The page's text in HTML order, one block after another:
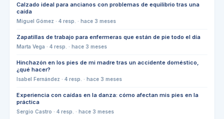
Calzado ideal para ancianos con problemas de equilibrio tras una
caída
Miguel Gómez · 4resp. · hace 3 meses
Zapatillas de trabajo para enfermeras que están de pie todo el día
Marta Vega · 4resp. · hace 3 meses
Hinchazón en los pies de mi madre tras un accidente doméstico,
¿qué hacer?
Isabel Fernández · 4resp. · hace 3 meses
Experiencia con caídas en la danza: cómo afectan mis pies en la
práctica
Sergio Castro · 4resp. · hace 3 meses